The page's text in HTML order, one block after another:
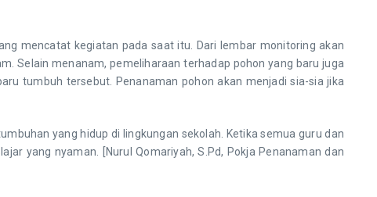
kegiatan pada saat itu. Dari lembar monitoring akan
Selain menanam, pemeliharaan terhadap pohon yang baru juga
tumbuh tersebut. Penanaman pohon akan menjadi sia-sia jika
yang hidup di lingkungan sekolah. Ketika semua guru dan
yang nyaman. [Nurul Qomariyah, S.Pd, Pokja Penanaman dan